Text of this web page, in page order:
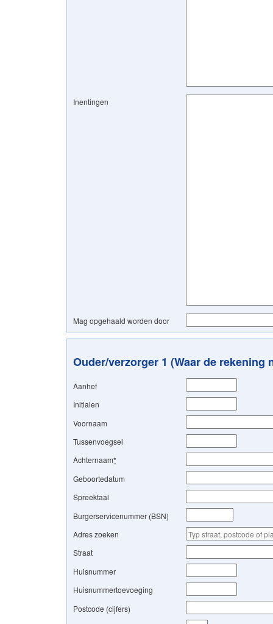
Inentingen
Mag opgehaald worden door
Ouder/verzorger 1 (Waar de rekening
Aanhef
Initialen
Voornaam
Tussenvoegsel
Achternaam*
Geboortedatum
Spreektaal
Burgerservicenummer (BSN)
Adres zoeken
Straat
Huisnummer
Huisnummertoevoeging
Postcode (cijfers)